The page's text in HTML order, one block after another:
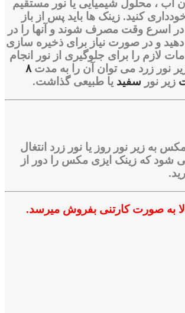
آب ، محلول شیمیایی یا نور مستقیم
کنید. زینک ها باید پس از باز
اسرع وقت مصرف شوند و آنها را در
و در صورت نیاز برای ذخیره سازی
لازم را برای جلوگیری از نور انجام
نور زرد می توان آن را به مدت۸
زیر نور سفید یا طبیعی گذاشت.
مکس به زیر نور روز یا نور زرد انتغال
شود که زینک ایزی مکس را دور از
به صورت کارتنی بفروش میرسد.